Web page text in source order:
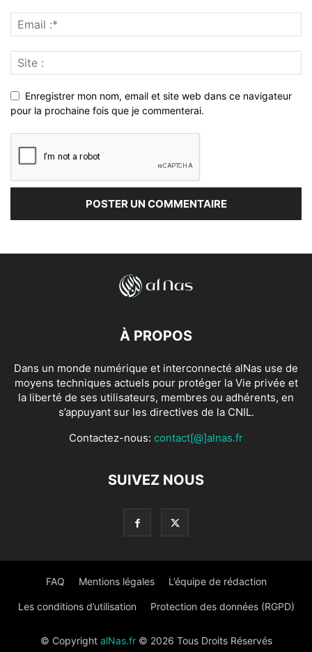
Enregistrer mon nom, email et site web dans ce navigateur
pour la prochaine fois que je commenterai.
À PROPOS
Dans un monde numérique et interconnecté alNas use de
moyens techniques actuels pour protéger la Vie privée et
la liberté de ses utilisateurs, membres ou adhérents, en
s’appuyant sur les directives de la CNIL.
Contactez-nous: contact[@]alnas.fr
SUIVEZ NOUS
FAQ Mentions légales L’équipe de rédaction
Les conditions d’utilisation Protection des données (RGPD)
© Copyright alNas.fr© 2026 Tous Droits Réservés